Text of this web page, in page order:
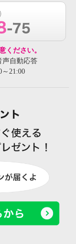
ください。
声自動応答
21:00